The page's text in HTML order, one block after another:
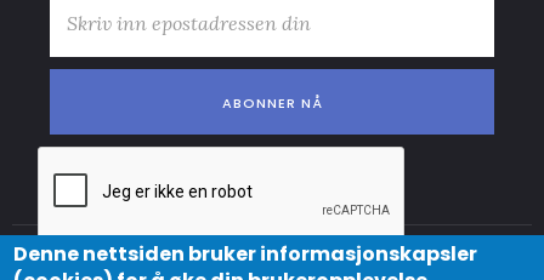
Denne nettsiden bruker informasjonskapsler